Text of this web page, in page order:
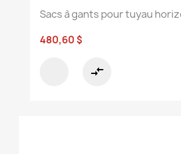
Sacs à gants pour tuyau
480,60 $
compare_arrows